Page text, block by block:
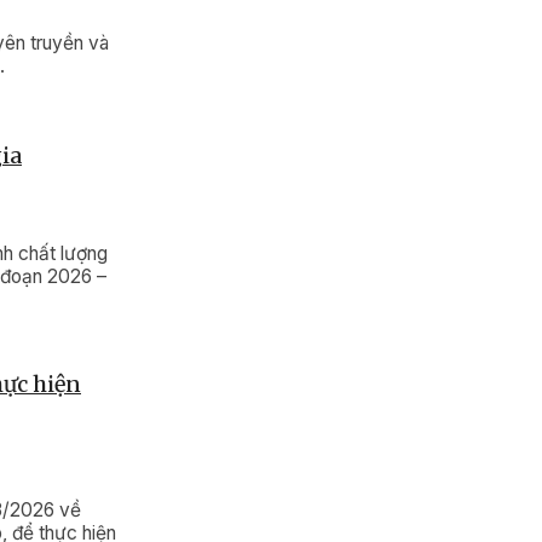
truyền và
chất lượng
2026 –
hiện
2026 về
để thực hiện